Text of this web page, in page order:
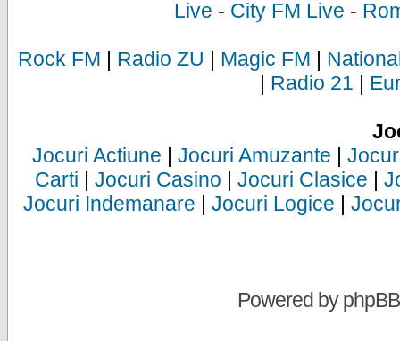
Live - City FM Live -
Rock FM | Radio ZU | Magic FM |
| Radio 21 |
Jocuri Actiune | Jocuri Amuzante |
Carti | Jocuri Casino | Jocuri Clasice |
Jocuri Indemanare | Jocuri Logice |
Powered byphpBB